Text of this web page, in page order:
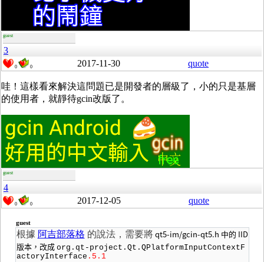
guest
3
0 0 2017-11-30 quote
哇！這樣看來解決這問題已是開發者的層級了，小的只是基層
的使用者，就靜待gcin改版了。
guest
4
0 0 2017-12-05 quote
guest
根據 阿吉部落格 的說法，需要將qt5-im/gcin-qt5.h 中的 IID
版本，改成 org.qt-project.Qt.QPlatformInputContextF
actoryInterface .5.1